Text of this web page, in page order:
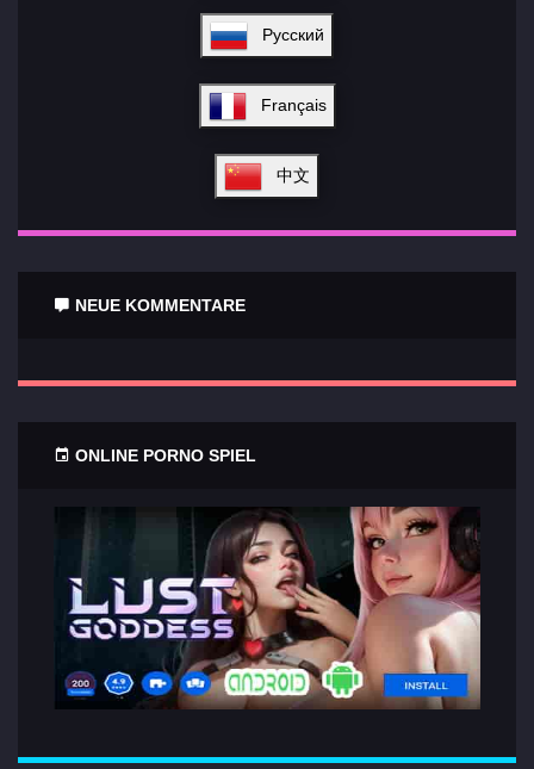
Русский
Français
中文
NEUE KOMMENTARE
ONLINE PORNO SPIEL